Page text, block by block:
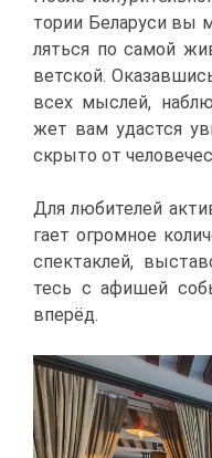
то­рии Бе­ла­ру­си вы
лять­ся по са­мой
вет­ской.
всех мыс­лей,
жет вам удаст­ся
скры­то от
Для лю­би­те­лей
га­ет огром­ное
спек­так­лей,
тесь с афи­шей
впе­рёд.